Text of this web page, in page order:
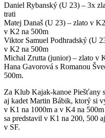
Daniel Rybanský (U 23) – 3x
trati
Matej Današ (U 23) – zlato v
v K2 na 500m
Viktor Samuel Podhradský (U
v K2 na 500m
Michal Zrutta (junior) – zlato v
Hana Gavorová s Romanou
500m.
Za Klub Kajak-kanoe Piešťany
aj kadet Martin Bábik, ktorý si
v K1 na 1000m a v K4 na
sa predstavil v K1 na 200, 500
v SF.